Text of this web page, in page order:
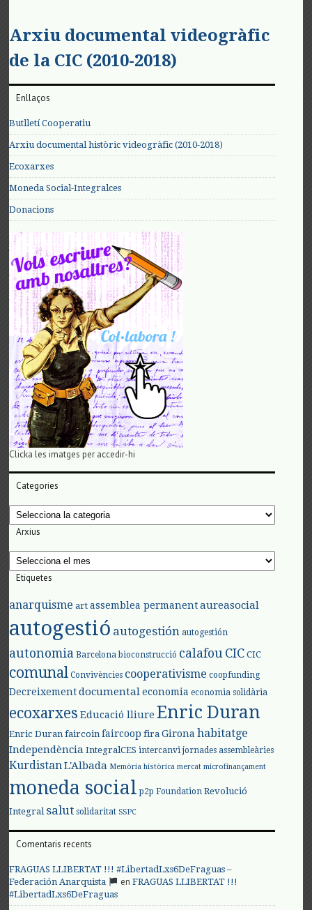
Arxiu documental videogràfic
de la CIC (2010-2018)
Enllaços
Butlletí Cooperatiu
Arxiu documental històric videogràfic (2010-2018)
Ecoxarxes
Moneda Social-Integralces
Donacions
Clicka les imatges per accedir-hi
Categories
Categories
Arxius
Arxius
Etiquetes
anarquisme art assemblea permanent aureasocial
autogestió autogestión autogestión
autonomia Barcelona bioconstrucció calafouCIC CIC
comunal Convivències cooperativisme coopfunding
Decreixement documental economia economia solidària
ecoxarxes Educació lliure Enric Duran
Enric Duran faircoin faircoop fira Girona habitatge
Independència IntegralCES intercanvi jornades assembleàries
KurdistanL'Albada Memòria històrica mercat microfinançament
moneda social p2p Foundation Revolució
Integral salut solidaritat SSPC
Comentaris recents
FRAGUAS LLIBERTAT !!! #LibertadLxs6DeFraguas –
Federación Anarquista
enFRAGUAS LLIBERTAT !!!
#LibertadLxs6DeFraguas